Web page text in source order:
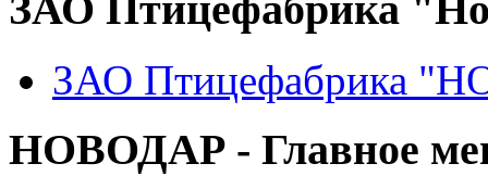
ЗАО Птицефабрика
НОВОДАР - Главное